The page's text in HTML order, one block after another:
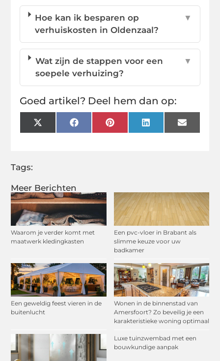
Meer Berichten
Waarom je verder komt met
maatwerk kledingkasten
Een pvc-vloer in Brabant als
slimme keuze voor uw
badkamer
Een geweldig feest vieren in de
buitenlucht
Wonen in de binnenstad van
Amersfoort? Zo beveilig je een
karakteristieke woning optimaal
Luxe tuinzwembad met een
bouwkundige aanpak
Hoe kan ik besparen op
verhuiskosten in Oldenzaal?
▼
Wat zijn de stappen voor een
soepele verhuizing?
▼
Goed artikel? Deel hem dan op:
X
(Twitter)
FacebookPinterestLinkedInEmail
Tags: